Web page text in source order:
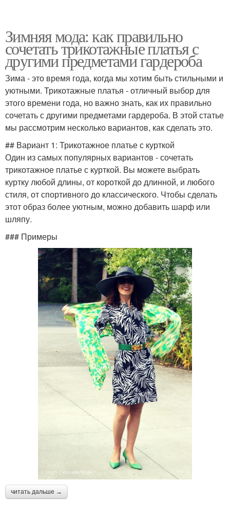
Зимняя мода: как правильно
сочетать трикотажные платья с
другими предметами гардероба
Зима - это время года, когда мы хотим быть стильными и
уютными. Трикотажные платья - отличный выбор для
этого времени года, но важно знать, как их правильно
сочетать с другими предметами гардероба. В этой статье
мы рассмотрим несколько вариантов, как сделать это.
## Вариант 1: Трикотажное платье с курткой
Один из самых популярных вариантов - сочетать
трикотажное платье с курткой. Вы можете выбрать
куртку любой длины, от короткой до длинной, и любого
стиля, от спортивного до классического. Чтобы сделать
этот образ более уютным, можно добавить шарф или
шляпу.
### Примеры
читать дальше →